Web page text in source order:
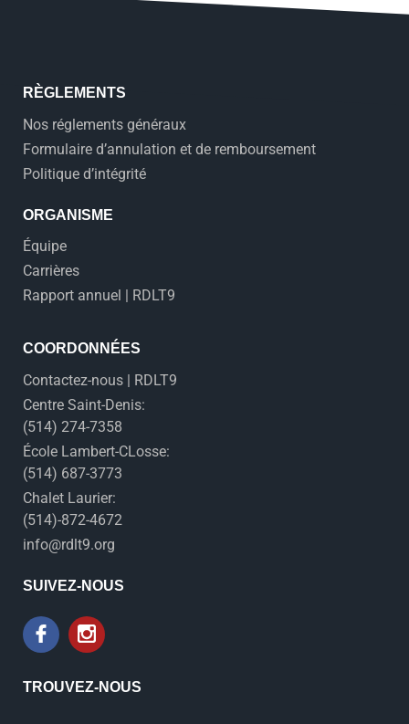
RÈGLEMENTS
Nos réglements généraux
Formulaire d’annulation et de remboursement
Politique d’intégrité
ORGANISME
Équipe
Carrières
Rapport annuel | RDLT9
COORDONNÉES
Contactez-nous | RDLT9
Centre Saint-Denis:
(514) 274-7358
École Lambert-CLosse:
(514) 687-3773
Chalet Laurier:
(514)-872-4672
info@rdlt9.org
SUIVEZ-NOUS
TROUVEZ-NOUS